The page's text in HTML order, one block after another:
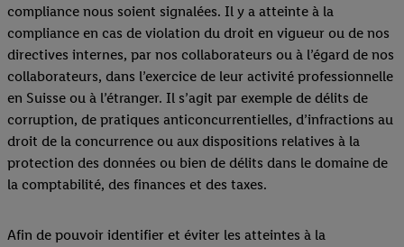
compliance nous soient signalées. Il y a atteinte à la
compliance en cas de violation du droit en vigueur ou de nos
directives internes, par nos collaborateurs ou à l’égard de nos
collaborateurs, dans l’exercice de leur activité professionnelle
en Suisse ou à l’étranger. Il s’agit par exemple de délits de
corruption, de pratiques anticoncurrentielles, d’infractions au
droit de la concurrence ou aux dispositions relatives à la
protection des données ou bien de délits dans le domaine de
la comptabilité, des finances et des taxes.
Afin de pouvoir identifier et éviter les atteintes à la